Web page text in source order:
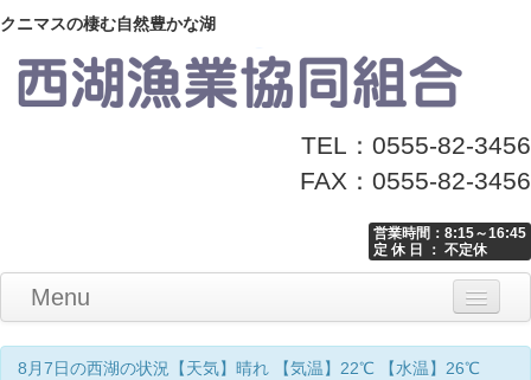
クニマスの棲む自然豊かな湖
TEL：0555-82-3456
FAX：0555-82-3456
営業時間：8:15～16:45
定 休 日 ： 不定休
Menu
Home
釣り情報
マナーとお願い
クニマス展示館
漁協からのお知らせ
お問い合わせ
8月7日の西湖の状況【天気】晴れ 【気温】22℃ 【水温】26℃